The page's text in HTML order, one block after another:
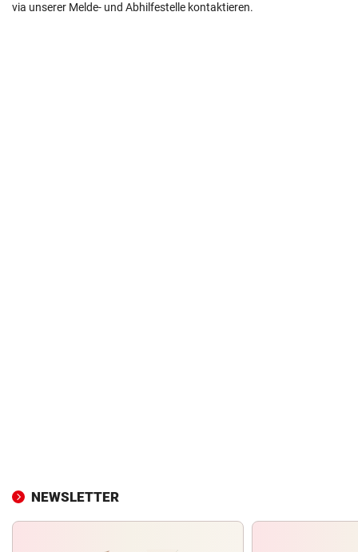
via unserer Melde- und Abhilfestelle kontaktieren.
NEWSLETTER